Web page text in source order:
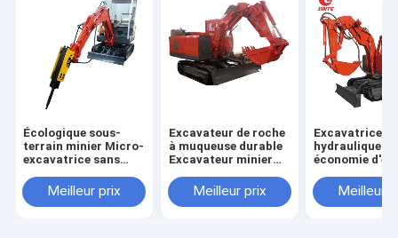
Écologique sous-
terrain minier Micro-
excavatrice sans
Meilleur prix
Excavateur de roche
à muqueuse durable
Excavateur minier
efficacitéMeilleur prix
Excavatrice
hydraulique à
économie
minièreMeilleur